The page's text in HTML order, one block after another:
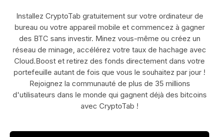
Installez CryptoTab gratuitement sur votre ordinateur de
bureau ou votre appareil mobile et commencez à gagner
des BTC sans investir. Minez vous-même ou créez un
réseau de minage, accélérez votre taux de hachage avec
Cloud.Boost et retirez des fonds directement dans votre
portefeuille autant de fois que vous le souhaitez par jour !
Rejoignez la communauté de plus de 35 millions
d'utilisateurs dans le monde qui gagnent déjà des bitcoins
avec CryptoTab !